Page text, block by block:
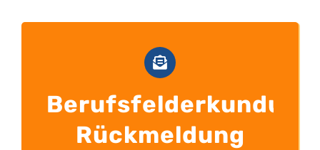
Berufsfelderkundung
Rückmeldung